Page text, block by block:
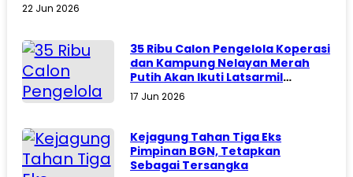
22 Jun 2026
35 Ribu Calon Pengelola Koperasi
dan Kampung Nelayan Merah
Putih Akan Ikuti Latsarmil
Komcad
17 Jun 2026
Kejagung Tahan Tiga Eks
Pimpinan BGN, Tetapkan
Sebagai Tersangka